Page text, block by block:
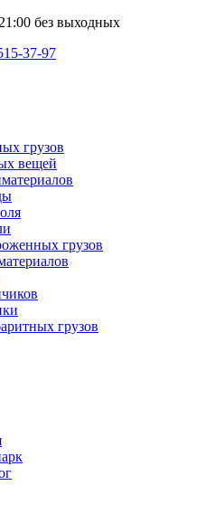
без выходных
37-97
грузов
вещей
грузов
грузов